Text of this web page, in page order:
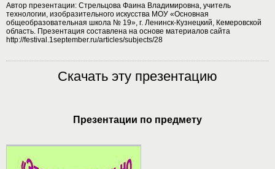
Автор презентации: Стрельцова Фаина Владимировна, учитель
технологии, изобразительного искусства МОУ «Основная
общеобразовательная школа № 19», г. Ленинск-Кузнецкий, Кемеровской
область. Презентация составлена на основе материалов сайта
http://festival.1september.ru/articles/subjects/28
Скачать эту презентацию
Презентации по предмету